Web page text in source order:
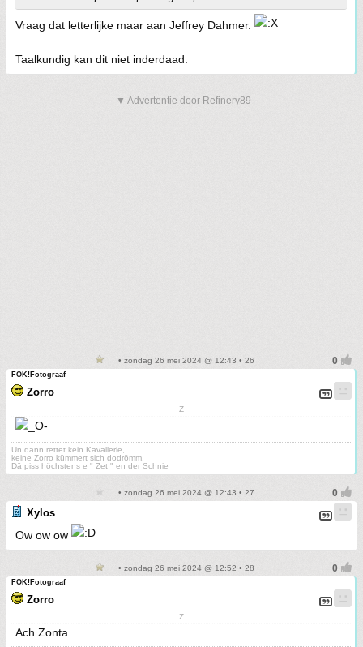
Vraag dat letterlijke maar aan Jeffrey Dahmer.
Taalkundig kan dit niet inderdaad.
▼ Advertentie door Refinery89
• zondag 26 mei 2024 @ 12:43 • 26
FOK!Fotograaf
Zorro
Z
Un dann rettet kein Kavallerie,
keine Zorro kümmert sich dodrömm.
Dä piss höchstens e " Zet " en der Schnie
• zondag 26 mei 2024 @ 12:43 • 27
Xylos
Ow ow ow
• zondag 26 mei 2024 @ 12:52 • 28
FOK!Fotograaf
Zorro
Z
Ach Zonta